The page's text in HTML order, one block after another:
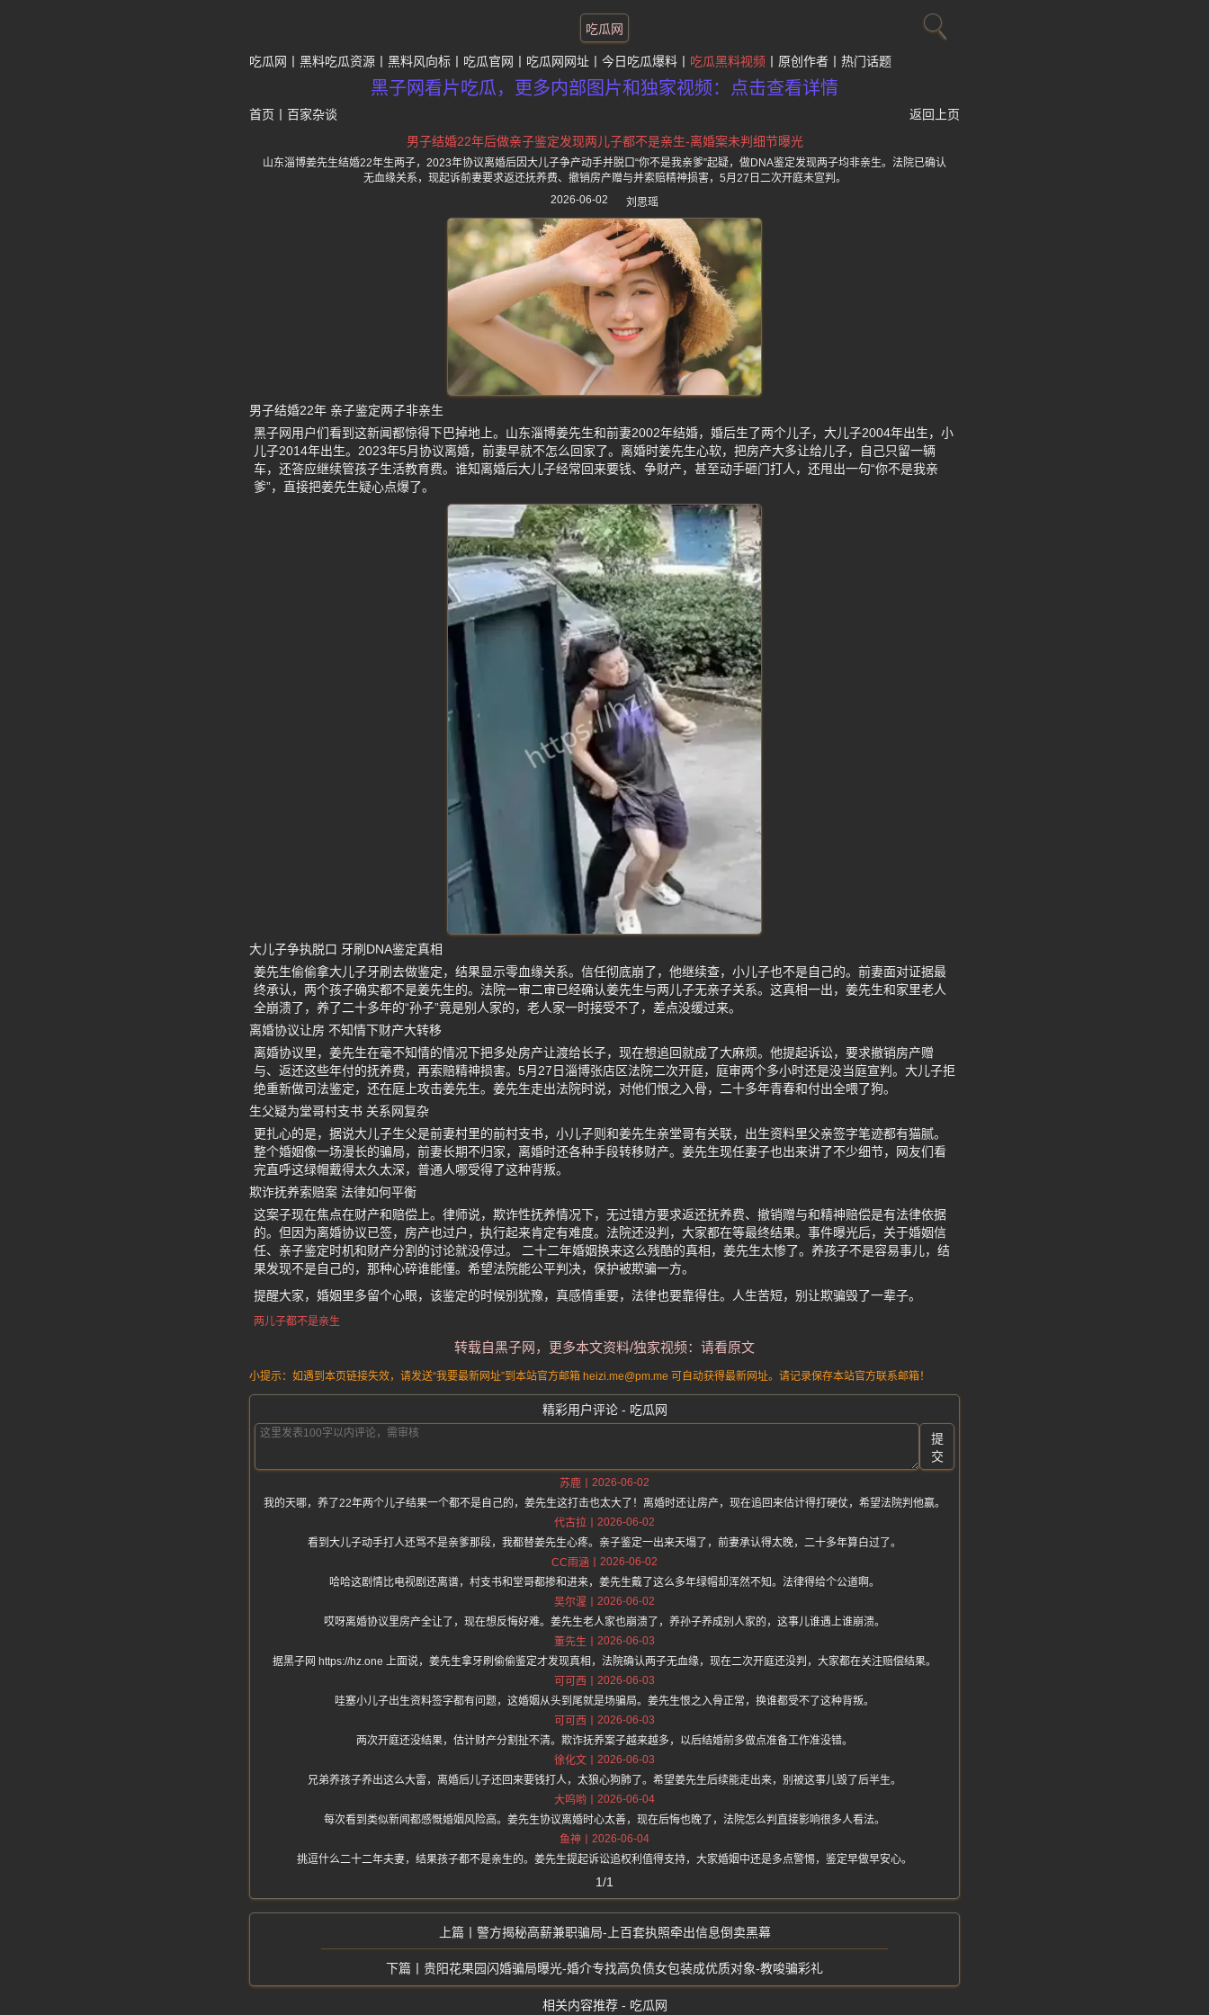
吃瓜网
吃瓜网 黑料吃瓜资源 黑料风向标 吃瓜官网 吃瓜网网址 今日吃瓜爆料 吃瓜黑料视频 原创作者 热门话题
黑子网看片吃瓜，更多内部图片和独家视频：点击查看详情
首页 百家杂谈
返回上页
男子结婚22年后做亲子鉴定发现两儿子都不是亲生-离婚案未判细节曝光
山东淄博姜先生结婚22年生两子，2023年协议离婚后因大儿子争产动手并脱口“你不是我亲爹”起疑，做DNA鉴定发现两子均非亲生。法院已确认
无血缘关系，现起诉前妻要求返还抚养费、撤销房产赠与并索赔精神损害，5月27日二次开庭未宣判。
2026-06-02
刘思瑶
男子结婚22年 亲子鉴定两子非亲生
黑子网用户们看到这新闻都惊得下巴掉地上。山东淄博姜先生和前妻2002年结婚，婚后生了两个儿子，大儿子2004年出生，小
儿子2014年出生。2023年5月协议离婚，前妻早就不怎么回家了。离婚时姜先生心软，把房产大多让给儿子，自己只留一辆
车，还答应继续管孩子生活教育费。谁知离婚后大儿子经常回来要钱、争财产，甚至动手砸门打人，还甩出一句“你不是我亲
爹”，直接把姜先生疑心点爆了。
大儿子争执脱口 牙刷DNA鉴定真相
姜先生偷偷拿大儿子牙刷去做鉴定，结果显示零血缘关系。信任彻底崩了，他继续查，小儿子也不是自己的。前妻面对证据最
终承认，两个孩子确实都不是姜先生的。法院一审二审已经确认姜先生与两儿子无亲子关系。这真相一出，姜先生和家里老人
全崩溃了，养了二十多年的“孙子”竟是别人家的，老人家一时接受不了，差点没缓过来。
离婚协议让房 不知情下财产大转移
离婚协议里，姜先生在毫不知情的情况下把多处房产让渡给长子，现在想追回就成了大麻烦。他提起诉讼，要求撤销房产赠
与、返还这些年付的抚养费，再索赔精神损害。5月27日淄博张店区法院二次开庭，庭审两个多小时还是没当庭宣判。大儿子拒
绝重新做司法鉴定，还在庭上攻击姜先生。姜先生走出法院时说，对他们恨之入骨，二十多年青春和付出全喂了狗。
生父疑为堂哥村支书 关系网复杂
更扎心的是，据说大儿子生父是前妻村里的前村支书，小儿子则和姜先生亲堂哥有关联，出生资料里父亲签字笔迹都有猫腻。
整个婚姻像一场漫长的骗局，前妻长期不归家，离婚时还各种手段转移财产。姜先生现任妻子也出来讲了不少细节，网友们看
完直呼这绿帽戴得太久太深，普通人哪受得了这种背叛。
欺诈抚养索赔案 法律如何平衡
这案子现在焦点在财产和赔偿上。律师说，欺诈性抚养情况下，无过错方要求返还抚养费、撤销赠与和精神赔偿是有法律依据
的。但因为离婚协议已签，房产也过户，执行起来肯定有难度。法院还没判，大家都在等最终结果。事件曝光后，关于婚姻信
任、亲子鉴定时机和财产分割的讨论就没停过。 二十二年婚姻换来这么残酷的真相，姜先生太惨了。养孩子不是容易事儿，结
果发现不是自己的，那种心碎谁能懂。希望法院能公平判决，保护被欺骗一方。
提醒大家，婚姻里多留个心眼，该鉴定的时候别犹豫，真感情重要，法律也要靠得住。人生苦短，别让欺骗毁了一辈子。
两儿子都不是亲生
转载自黑子网，更多本文资料/独家视频：请看原文
小提示：如遇到本页链接失效，请发送“我要最新网址”到本站官方邮箱 heizi.me@pm.me 可自动获得最新网址。请记录保存本站官方联系邮箱！
精彩用户评论 - 吃瓜网
提
交
苏鹿
2026-06-02
我的天哪，养了22年两个儿子结果一个都不是自己的，姜先生这打击也太大了！离婚时还让房产，现在追回来估计得打硬仗，希望法院判他赢。
代古拉
2026-06-02
看到大儿子动手打人还骂不是亲爹那段，我都替姜先生心疼。亲子鉴定一出来天塌了，前妻承认得太晚，二十多年算白过了。
CC雨涵
2026-06-02
哈哈这剧情比电视剧还离谱，村支书和堂哥都掺和进来，姜先生戴了这么多年绿帽却浑然不知。法律得给个公道啊。
吴尔渥
2026-06-02
哎呀离婚协议里房产全让了，现在想反悔好难。姜先生老人家也崩溃了，养孙子养成别人家的，这事儿谁遇上谁崩溃。
董先生
2026-06-03
据黑子网 https://hz.one 上面说，姜先生拿牙刷偷偷鉴定才发现真相，法院确认两子无血缘，现在二次开庭还没判，大家都在关注赔偿结果。
可可西
2026-06-03
哇塞小儿子出生资料签字都有问题，这婚姻从头到尾就是场骗局。姜先生恨之入骨正常，换谁都受不了这种背叛。
可可西
2026-06-03
两次开庭还没结果，估计财产分割扯不清。欺诈抚养案子越来越多，以后结婚前多做点准备工作准没错。
徐化文
2026-06-03
兄弟养孩子养出这么大雷，离婚后儿子还回来要钱打人，太狼心狗肺了。希望姜先生后续能走出来，别被这事儿毁了后半生。
大呜哟
2026-06-04
每次看到类似新闻都感慨婚姻风险高。姜先生协议离婚时心太善，现在后悔也晚了，法院怎么判直接影响很多人看法。
鱼神
2026-06-04
挑逗什么二十二年夫妻，结果孩子都不是亲生的。姜先生提起诉讼追权利值得支持，大家婚姻中还是多点警惕，鉴定早做早安心。
1/1
警方揭秘高薪兼职骗局-上百套执照牵出信息倒卖黑幕
贵阳花果园闪婚骗局曝光-婚介专找高负债女包装成优质对象-教唆骗彩礼
相关内容推荐 - 吃瓜网